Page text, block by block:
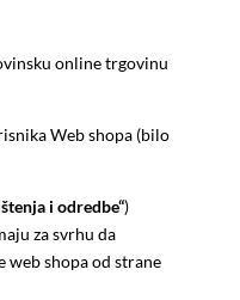
online trgovinu
Web shopa (bilo
i odredbe“)
za svrhu da
shopa od strane